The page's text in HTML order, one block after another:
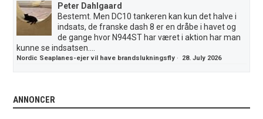
Peter Dahlgaard
Bestemt. Men DC10 tankeren kan kun det halve i
indsats, de franske dash 8 er en dråbe i havet og
de gange hvor N944ST har været i aktion har man
kunne se indsatsen....
Nordic Seaplanes-ejer vil have brandslukningsfly · 28. July 2026
ANNONCER